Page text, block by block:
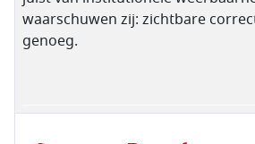
waarschuwen zij: zichtbare
genoeg.